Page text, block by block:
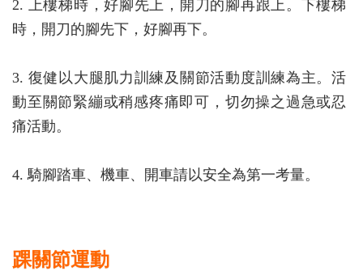
2. 上樓梯時，好腳先上，開刀的腳再跟上。下樓梯
時，開刀的腳先下，好腳再下。
3. 復健以大腿肌力訓練及關節活動度訓練為主。活
動至關節緊繃或稍感疼痛即可，切勿操之過急或忍
痛活動。
4. 騎腳踏車、機車、開車請以安全為第一考量。
踝關節運動